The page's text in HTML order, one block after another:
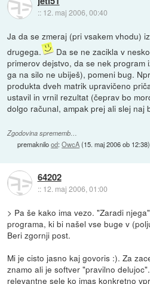
:: 12. maj 2006, 00:40
Ja da se zmeraj (pri vsakem vhodu)
drugega.
Da se ne zacikla v
primerov dejstvo, da se nek program
ga na silo ne ubiješ), pomeni bug.
produkta dveh matrik upravičeno
ustavil in vrnil rezultat (čeprav bo
dolgo računal, ampak prej ali slej naj
Zgodovina sprememb…
premaknilood:OwcA(15. maj 2006 ob 12:38)
64202
:: 12. maj 2006, 01:00
> Pa še kako ima vezo. "Zaradi
programa, ki bi našel vse buge v
Beri zgornji post.
Mi je cisto jasno kaj govoris :). Za
znamo ali je softver "pravilno
relevantne sele ko imas konkretno